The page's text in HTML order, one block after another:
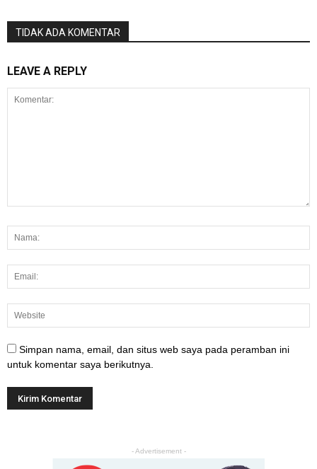
TIDAK ADA KOMENTAR
LEAVE A REPLY
Simpan nama, email, dan situs web saya pada peramban ini
untuk komentar saya berikutnya.
- Advertisement -